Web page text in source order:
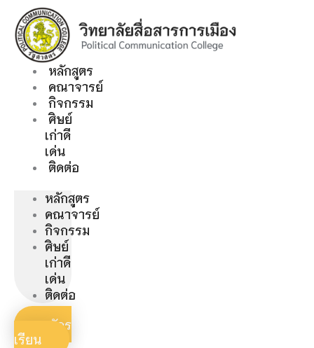
content
หลักสูตร
คณาจารย์
กิจกรรม
ศิษย์
เก่าดี
เด่น
ติดต่อ
หลักสูตร
คณาจารย์
กิจกรรม
ศิษย์
เก่าดี
เด่น
ติดต่อ
สมัคร
เรียน